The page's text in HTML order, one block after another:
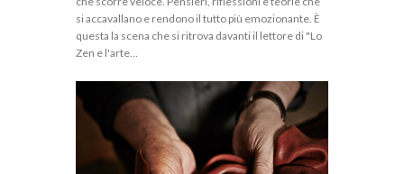
si accavallano e rendono il tutto più emozionante. È
questa la scena che si ritrova davanti il lettore di "Lo
Zen e l'arte…